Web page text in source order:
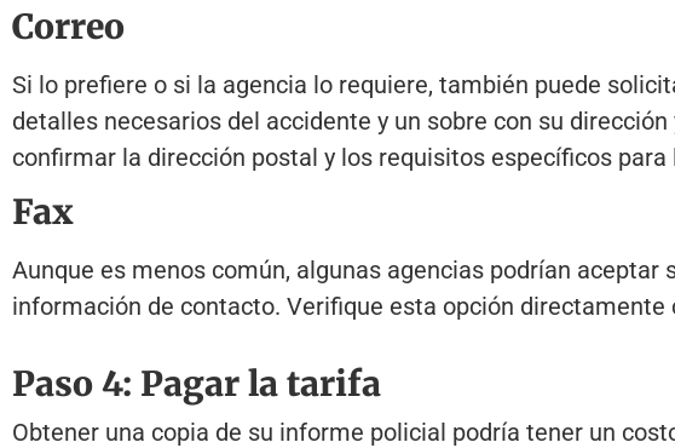
Correo
Si lo prefiere o si la agencia lo requiere, también puede
detalles necesarios del accidente y un sobre con su
confirmar la dirección postal y los requisitos específicos
Fax
Aunque es menos común, algunas agencias podrían
información de contacto. Verifique esta opción directamente
Paso 4: Pagar la tarifa
Obtener una copia de su informe policial podría tener un